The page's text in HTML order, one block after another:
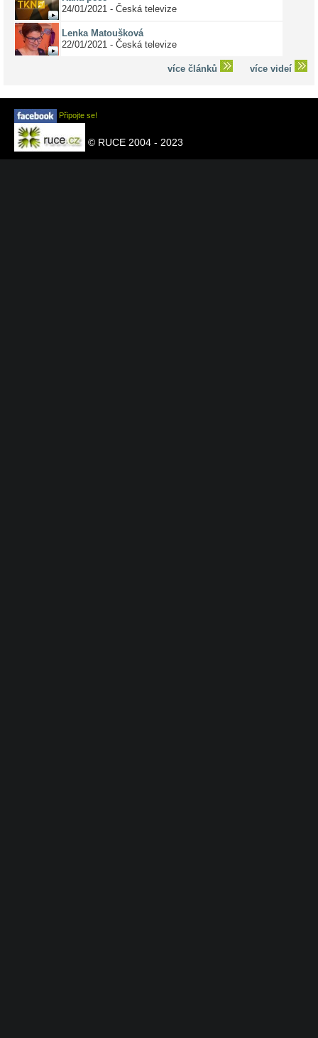
24/01/2021 - Česká televize
Lenka Matoušková
22/01/2021 - Česká televize
více článků více videí
Připojte se!
© RUCE 2004 - 2023